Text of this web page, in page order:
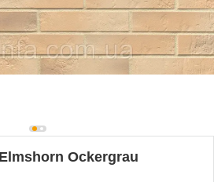
Ockergrau